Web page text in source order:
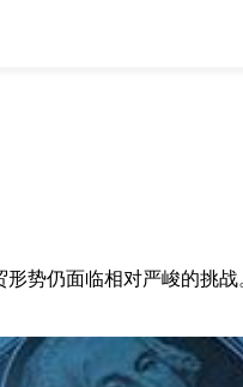
势仍面临相对严峻的挑